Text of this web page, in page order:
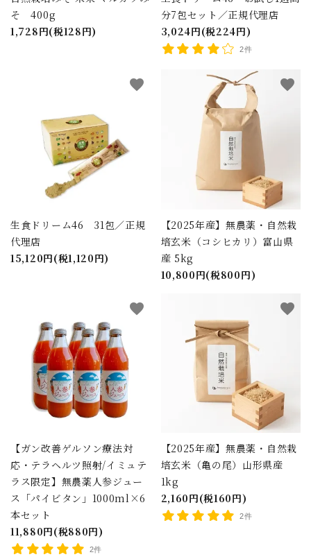
そ 400g
1,728円(税128円)
分7包セット／正規代理店
3,024円(税224円)
2件
生食ドリーム46 31包／正規
代理店
15,120円(税1,120円)
favorite
【2025年産】無農薬・自然栽
培玄米（コシヒカリ）富山県
産 5kg
10,800円(税800円)
favorite
【ガン改善ゲルソン療法対
応・テラヘルツ照射/イミュテ
ラス限定】無農薬人参ジュー
ス「パイビタン」1000ml×6
本セット
11,880円(税880円)
2件
favorite
【2025年産】無農薬・自然栽
培玄米（亀の尾）山形県産
1kg
2,160円(税160円)
2件
favorite